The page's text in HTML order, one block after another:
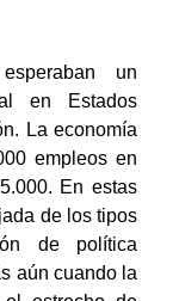
un
en Estados
La economía
empleos en
En estas
de los tipos
de política
aún cuando la